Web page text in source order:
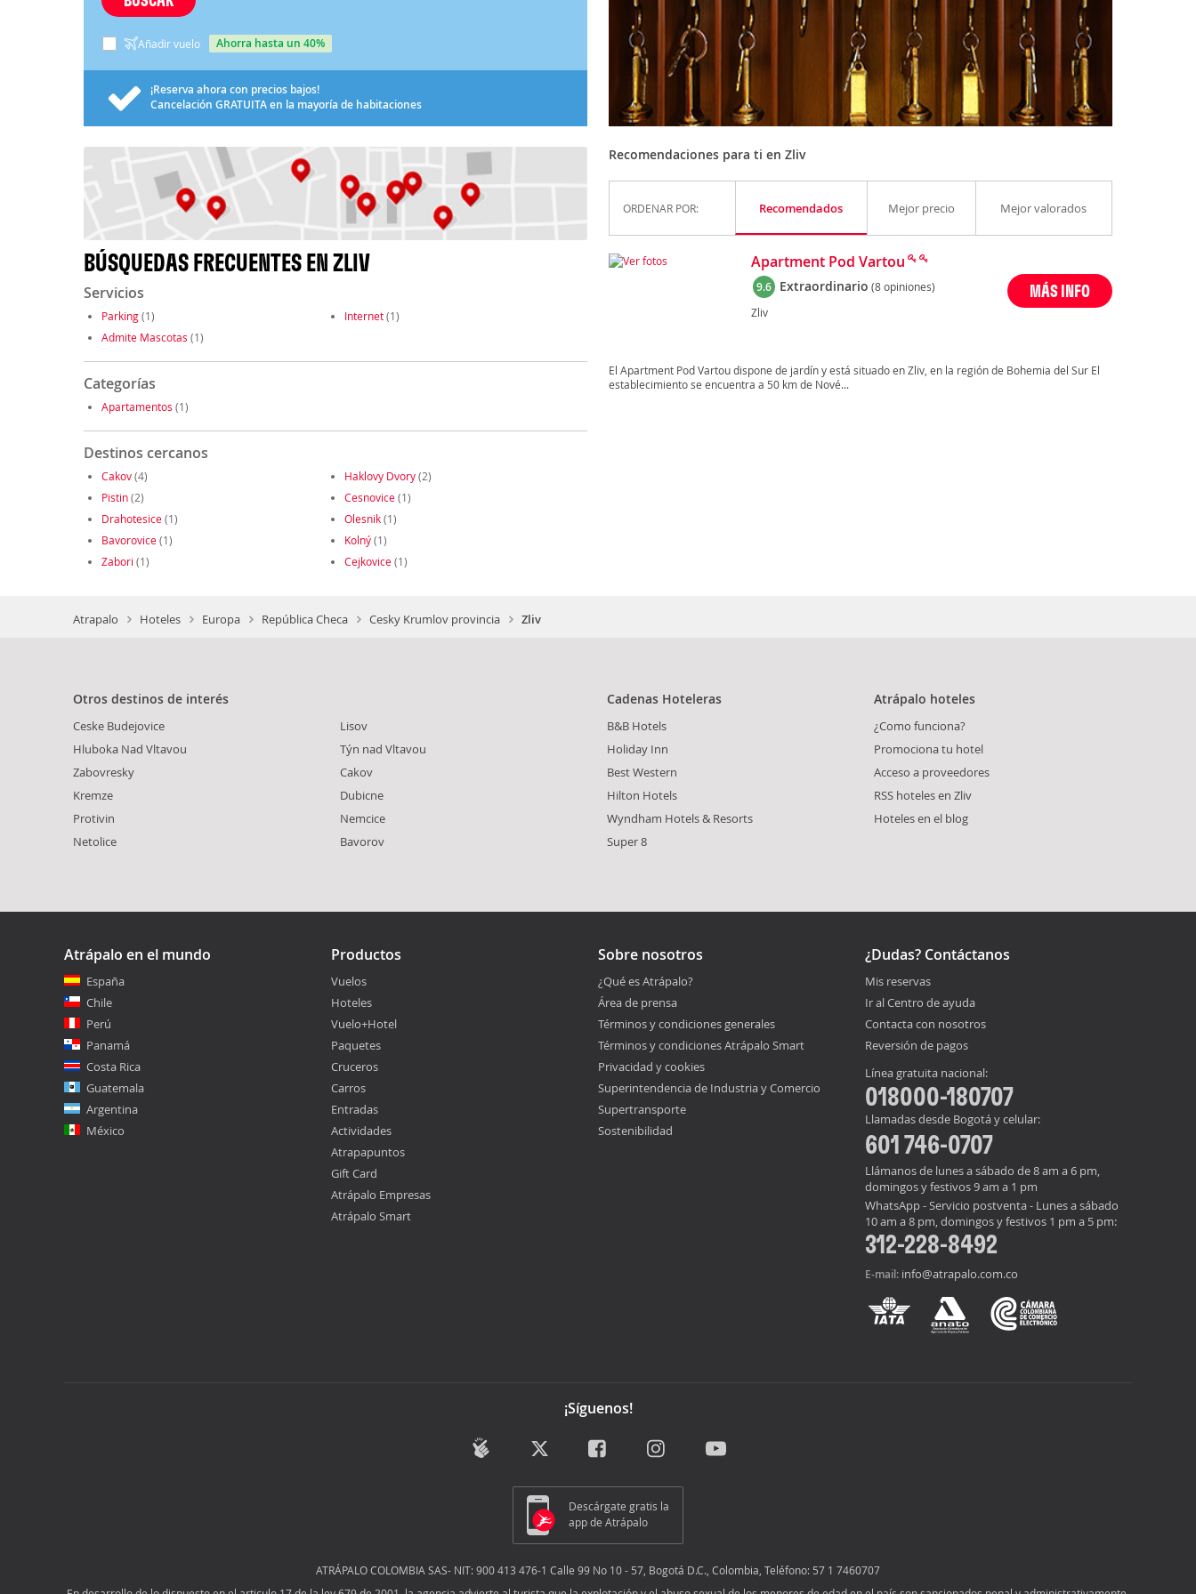
Añadir vuelo ahorra hasta un 40%
¡Reserva ahora con precios bajos!
Cancelación GRATUITAen la mayoría de habitaciones
BÚSQUEDAS FRECUENTES EN ZLIV
Servicios
Parking(1) Internet(1)
Admite Mascotas (1)
Categorías
Apartamentos (1)
Destinos cercanos
Cakov(4) Haklovy Dvory(2)
Pistin(2) Cesnovice(1)
Drahotesice(1) Olesnik(1)
Bavorovice(1) Kolný(1)
Zabori (1) Cejkovice(1)
Recomendaciones para ti en Zliv
ORDENAR POR: Recomendados Mejor precio Mejor valorados
Apartment Pod Vartou
9.6 Extraordinario (8 opiniones)
Zliv
MÁS INFO
El Apartment Pod Vartou dispone de jardín y está situado en Zliv, en la región de Bohemia del Sur El
establecimiento se encuentra a 50 km de Nové...
Atrapalo Hoteles Europa República Checa Cesky Krumlov provincia Zliv
Otros destinos de interés
Ceske Budejovice
Hluboka Nad Vltavou
Zabovresky
Kremze
Protivin
Netolice
Lisov
Týn nad Vltavou
Cakov
Dubicne
Nemcice
Bavorov
Cadenas Hoteleras
B&B Hotels
Holiday Inn
Best Western
Hilton Hotels
Wyndham Hotels & Resorts
Super 8
Atrápalo hoteles
¿Como funciona?
Promociona tu hotel
Acceso a proveedores
RSS hoteles en Zliv
Hoteles en el blog
Atrápalo en el mundo
España
Chile
Perú
Panamá
Costa Rica
Guatemala
Argentina
México
Productos
Vuelos
Hoteles
Vuelo+Hotel
Paquetes
Cruceros
Carros
Entradas
Actividades
Atrapapuntos
Gift Card
Atrápalo Empresas
Atrápalo Smart
Sobre nosotros
¿Qué es Atrápalo?
Área de prensa
Términos y condiciones generales
Términos y condiciones Atrápalo Smart
Privacidad y cookies
Superintendencia de Industria y Comercio
Supertransporte
Sostenibilidad
¿Dudas? Contáctanos
Mis reservas
Ir al Centro de ayuda
Contacta con nosotros
Reversión de pagos
Línea gratuita nacional:
018000-180707
Llamadas desde Bogotá y celular:
601 746-0707
Llámanos de lunes a sábado de 8 am a 6 pm,
domingos y festivos 9 am a 1 pm
WhatsApp - Servicio postventa - Lunes a sábado
10 am a 8 pm, domingos y festivos 1 pm a 5 pm:
312-228-8492
E-mail: info@atrapalo.com.co
¡Síguenos!
Descárgate gratis la
app de Atrápalo
ATRÁPALO COLOMBIA SAS- NIT: 900 413 476-1 Calle 99 No 10 - 57, Bogotá D.C., Colombia, Teléfono: 57 1 7460707